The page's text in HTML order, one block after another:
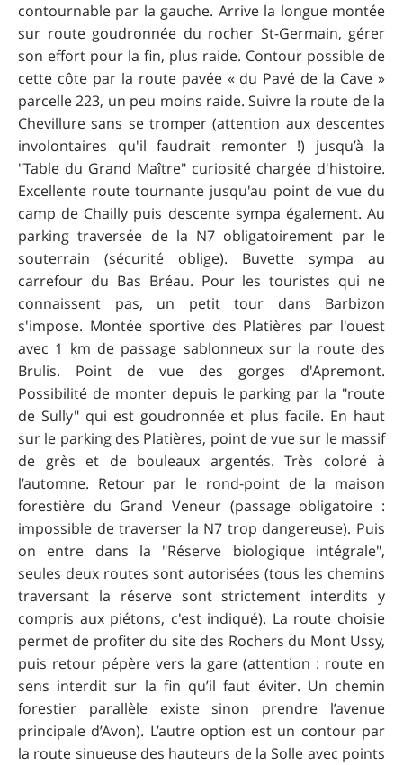
contournable par la gauche. Arrive la longue montée
sur route goudronnée du rocher St-Germain, gérer
son effort pour la fin, plus raide. Contour possible de
cette côte par la route pavée « du Pavé de la Cave »
parcelle 223, un peu moins raide. Suivre la route de la
Chevillure sans se tromper (attention aux descentes
involontaires qu'il faudrait remonter !) jusqu’à la
"Table du Grand Maître" curiosité chargée d'histoire.
Excellente route tournante jusqu'au point de vue du
camp de Chailly puis descente sympa également. Au
parking traversée de la N7 obligatoirement par le
souterrain (sécurité oblige). Buvette sympa au
carrefour du Bas Bréau. Pour les touristes qui ne
connaissent pas, un petit tour dans Barbizon
s'impose. Montée sportive des Platières par l'ouest
avec 1 km de passage sablonneux sur la route des
Brulis. Point de vue des gorges d'Apremont.
Possibilité de monter depuis le parking par la "route
de Sully" qui est goudronnée et plus facile. En haut
sur le parking des Platières, point de vue sur le massif
de grès et de bouleaux argentés. Très coloré à
l’automne. Retour par le rond-point de la maison
forestière du Grand Veneur (passage obligatoire :
impossible de traverser la N7 trop dangereuse). Puis
on entre dans la "Réserve biologique intégrale",
seules deux routes sont autorisées (tous les chemins
traversant la réserve sont strictement interdits y
compris aux piétons, c'est indiqué). La route choisie
permet de profiter du site des Rochers du Mont Ussy,
puis retour pépère vers la gare (attention : route en
sens interdit sur la fin qu’il faut éviter. Un chemin
forestier parallèle existe sinon prendre l’avenue
principale d’Avon). L’autre option est un contour par
la route sinueuse des hauteurs de la Solle avec points